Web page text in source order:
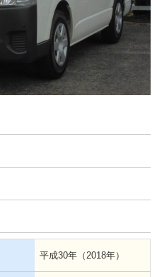
平成30年（2018年）